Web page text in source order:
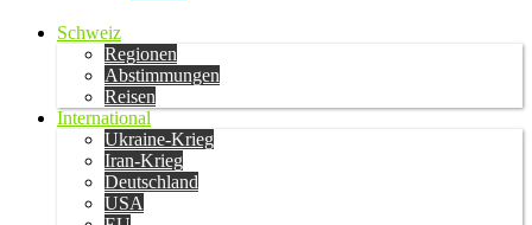
Schweiz
Regionen
Abstimmungen
Reisen
International
Ukraine-Krieg
Iran-Krieg
Deutschland
USA